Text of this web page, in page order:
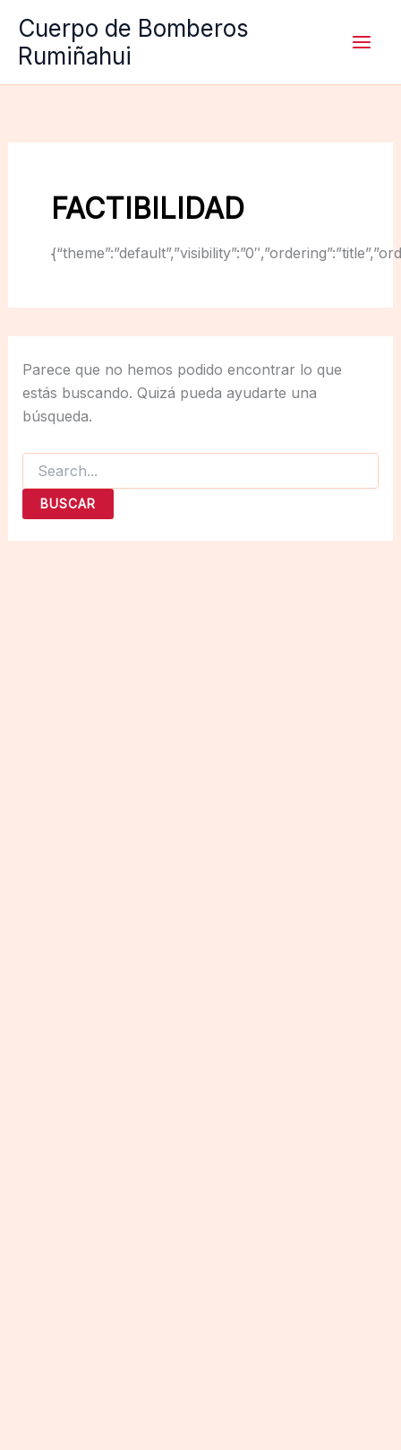
contenido
Cuerpo de Bomberos
Rumiñahui
FACTIBILIDAD
Parece que no hemos podido encontrar lo que
estás buscando. Quizá pueda ayudarte una
búsqueda.
Buscar
por: